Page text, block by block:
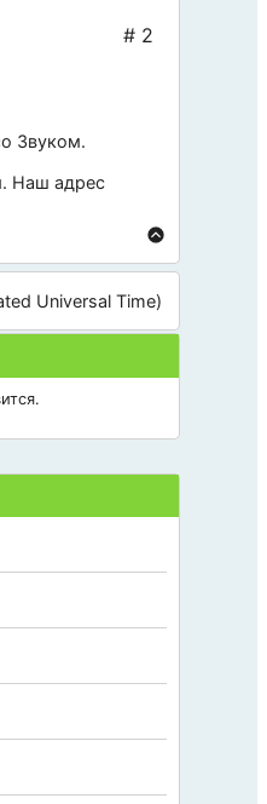
Звуком.
Наш адрес
Universal Time)